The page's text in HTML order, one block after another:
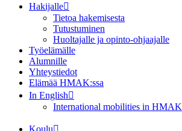
Hakijalle
Tietoa hakemisesta
Tutustuminen
Huoltajalle ja opinto-ohjaajalle
Työelämälle
Alumnille
Yhteystiedot
Elämää HMAK:ssa
In English
International mobilities in HMAK
Koulu